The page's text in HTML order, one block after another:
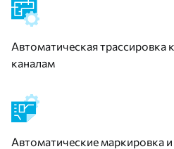
Автоматическая трассировка
каналам
Автоматические маркировка